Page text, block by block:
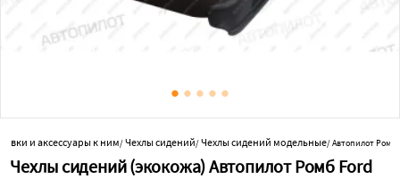
и аксессуары к ним/Чехлы сидений/Чехлы сидений модельные/Автопилот Ромб
Чехлы сидений (экокожа) Автопилот Ромб Ford